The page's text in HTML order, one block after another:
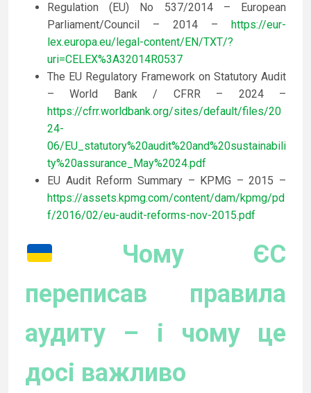
Regulation (EU) No 537/2014 – European
Parliament/Council – 2014 –
https://eur-
lex.europa.eu/legal-content/EN/TXT/?
uri=CELEX%3A32014R0537
The EU Regulatory Framework on Statutory Audit
– World Bank / CFRR – 2024 –
https://cfrr.worldbank.org/sites/default/files/20
24-
06/EU_statutory%20audit%20and%20sustainabili
ty%20assurance_May%2024.pdf
EU Audit Reform Summary – KPMG – 2015 –
https://assets.kpmg.com/content/dam/kpmg/pd
f/2016/02/eu-audit-reforms-nov-2015.pdf
Чому ЄС
переписав правила
аудиту – і чому це
досі важливо